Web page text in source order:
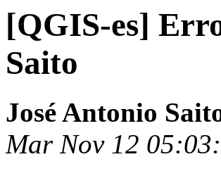
[QGIS-es]
Saito
José Antonio
Mar Nov 12